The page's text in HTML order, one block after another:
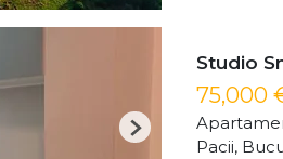
Next
Studio
75,000
Pacii,